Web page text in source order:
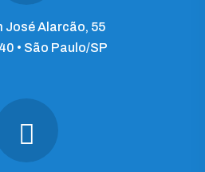
José Alarcão, 55
• São Paulo/SP